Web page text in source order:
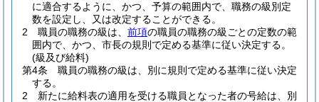
に適合するように、かつ、予算の範囲内で、職務の級別定
数を設定し、又は改定することができる。
2
職員の職務の級は、 前項の職員の職務の級ごとの定数の範
囲内で、かつ、市長の規則で定める基準に従い決定する。
(級及び給料)
第4条
職員の職務の級は、別に規則で定める基準に従い決定
する。
2
新たに給料表の適用を受ける職員となった者の号給は、別